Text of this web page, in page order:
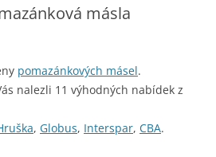
másla
pomazánkových másel.
nalezli 11 výhodných nabídek z
, Globus, Interspar, CBA.